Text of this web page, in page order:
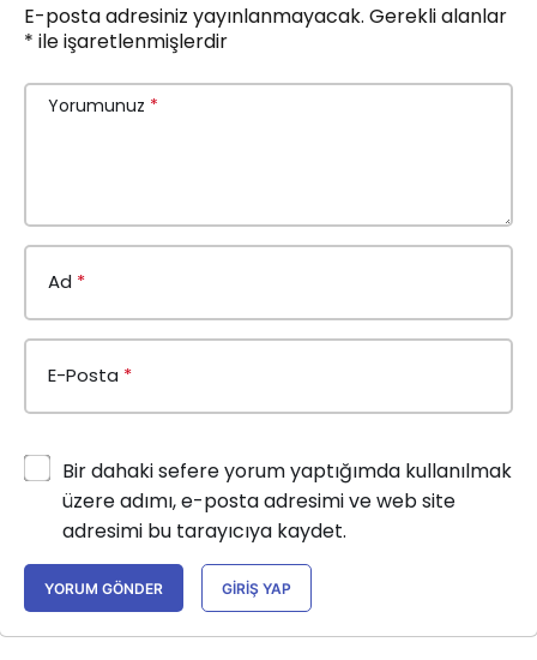
E-posta adresiniz yayınlanmayacak. Gerekli alanlar
* ile işaretlenmişlerdir
Yorumunuz *
Ad *
E-Posta *
Bir dahaki sefere yorum yaptığımda kullanılmak
üzere adımı, e-posta adresimi ve web site
adresimi bu tarayıcıya kaydet.
YORUM GÖNDER GIRIŞ YAP